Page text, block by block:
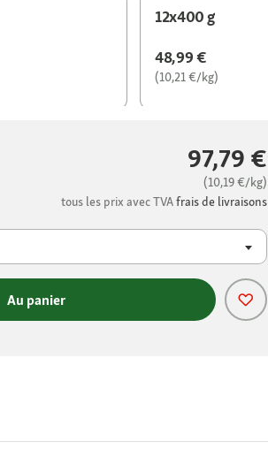
12x400 g
48,99 €
(10,21 €/kg)
97,79 €
(10,19 €/kg)
tous les prix avec TVAfrais de livraisons
Au panier